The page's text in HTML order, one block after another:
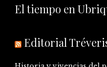
El tiempo en
Editorial